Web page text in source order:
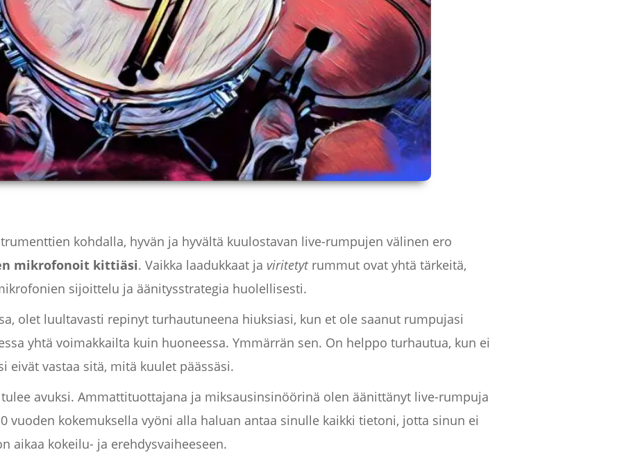
kohdalla, hyvän ja hyvältä kuulostavan live-rumpujen välinen ero
mikrofonoit kittiäsi. Vaikka laadukkaat ja viritetytrummut ovat yhtä tärkeitä,
sijoittelu ja äänitysstrategia huolellisesti.
olet luultavasti repinyt turhautuneena hiuksiasi, kun et ole saanut rumpujasi
yhtä voimakkailta kuin huoneessa. Ymmärrän sen. On helppo turhautua, kun ei
eivät vastaa sitä, mitä kuulet päässäsi.
avuksi. Ammattituottajana ja miksausinsinöörinä olen äänittänyt live-rumpuja
vuoden kokemuksella vyöni alla haluan antaa sinulle kaikki tietoni, jotta sinun ei
aikaa kokeilu- ja erehdysvaiheeseen.